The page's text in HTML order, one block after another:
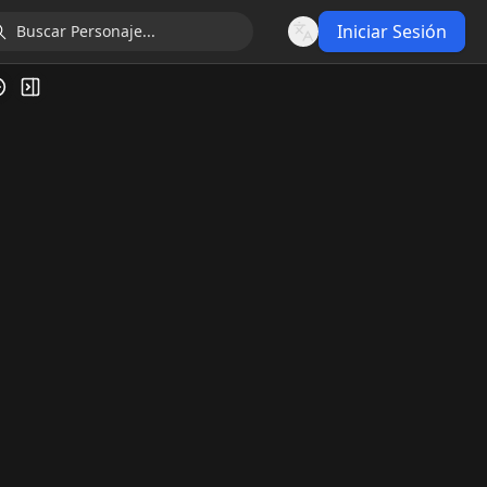
Language
Iniciar Sesión
de Video
Alternar barra lateral